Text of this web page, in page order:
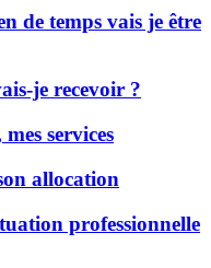
de temps vais je être
je recevoir ?
services
allocation
professionnelle